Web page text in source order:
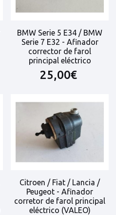
BMW Serie 5 E34 / BMW
Serie 7 E32 - Afinador
corrector de farol
principal eléctrico
25,00€
Citroen / Fiat / Lancia /
Peugeot - Afinador
corretor de farol principal
eléctrico (VALEO)